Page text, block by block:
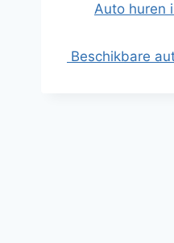
Auto huren
Beschikbare